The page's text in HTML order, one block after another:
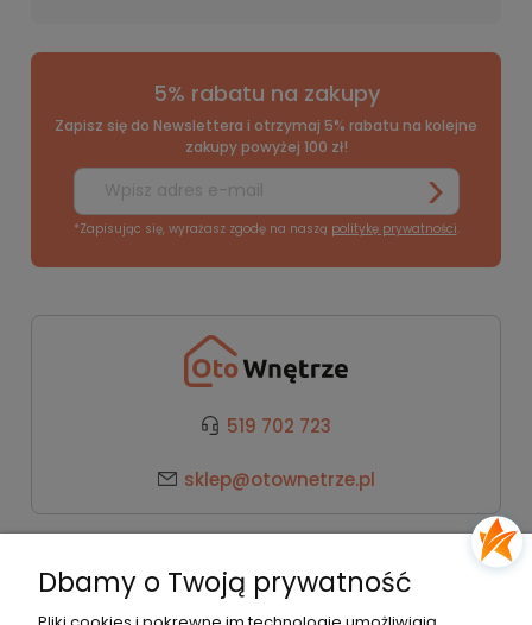
5% rabatu na zakupy
Zapisz się do Newslettera i otrzymaj 5% rabatu na kolejne
zakupy powyżej 100 zł!
*Zapisując się, wyrażasz zgodę na naszą politykę prywatności.
519 702 723
sklep@otownetrze.pl
Dbamy o Twoją prywatność